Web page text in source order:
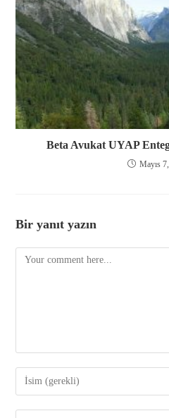
Beta Avukat UYAP
Mayıs
Bir yanıt yazın